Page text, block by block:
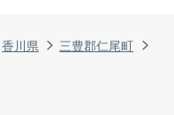
香川県
三豊郡仁尾町